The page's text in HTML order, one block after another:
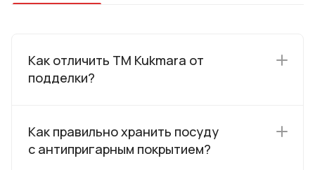
Как отличить TM Kukmara от
подделки?
Как правильно хранить посуду
с антипригарным покрытием?